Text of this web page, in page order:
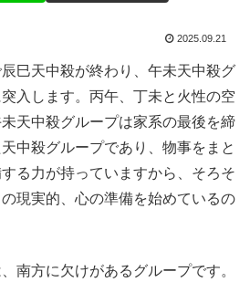
2025.09.21
巳天中殺が終わり、午未天中殺グ
入します。丙午、丁未と火性の空
天中殺グループは家系の最後を締
中殺グループであり、物事をまと
る力が持っていますから、そろそ
現実的、心の準備を始めているの
南方に欠けがあるグループです。